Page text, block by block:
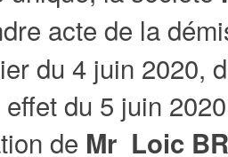
acte de la
du 4 juin 2020,
du 5 juin
de Mr Loic